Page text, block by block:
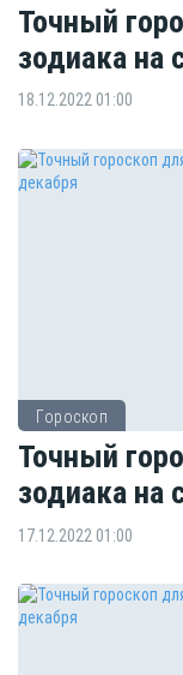
Точный
зодиака на
18.12.2022 01:00
Гороскоп
Точный
зодиака на
17.12.2022 01:00